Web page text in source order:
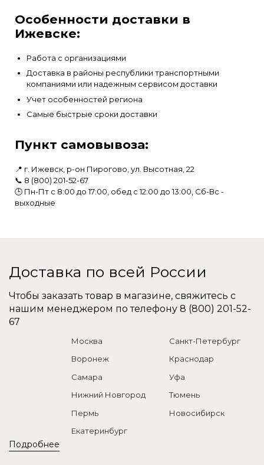
Особенности доставки в
Ижевске:
Работа с организациями
Доставка в районы республики транспортными
компаниями или надежным сервисом доставки
Учет особенностей региона
Самые быстрые сроки доставки
Пункт самовывоза:
📍 г. Ижевск, р-он Пирогово, ул. Высотная, 22
📞 8 (800) 201-52-67
🕒 Пн-Пт с 8:00 до 17:00, обед с 12:00 до 13:00, Сб-Вс -
выходные
Доставка по всей России
Чтобы заказать товар в магазине, свяжитесь с
нашим менеджером по телефону 8 (800) 201-52-
67
Подробнее
Москва
Санкт-Петербург
Воронеж
Краснодар
Самара
Уфа
Нижний Новгород
Тюмень
Пермь
Новосибирск
Екатеринбург